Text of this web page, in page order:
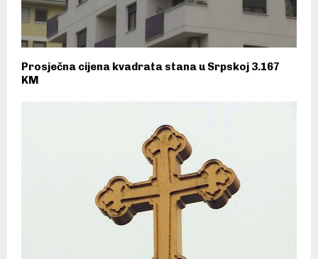
Prosječna cijena kvadrata stana u Srpskoj 3.167
KM